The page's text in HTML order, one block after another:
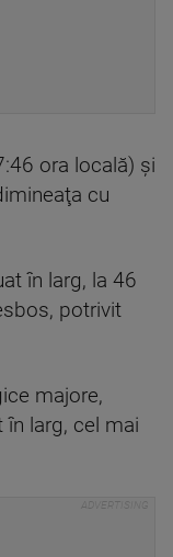
ora locală) şi
cu
în larg, la 46
potrivit
majore,
larg, cel mai